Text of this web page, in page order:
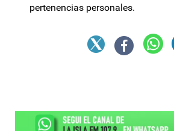
pertenencias personales.